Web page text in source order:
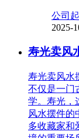
公司
2025-
寿光卖风
寿光卖风水
不仅是一门
学。寿光，
风水摆件的
多收藏家和